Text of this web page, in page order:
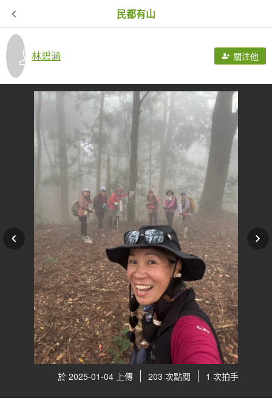
民都有山
林碧涵 關注他
於 2025-01-04 上傳 203 次點閱 1 次拍手